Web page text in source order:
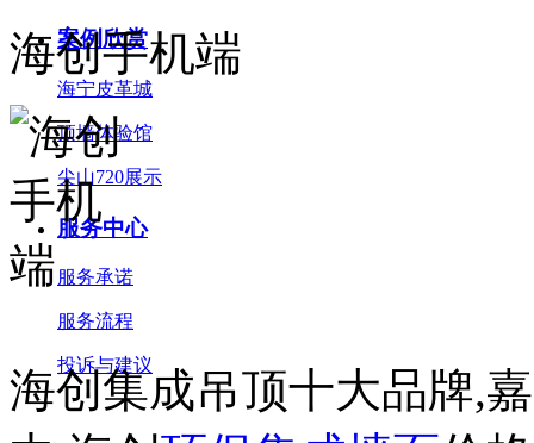
案例欣赏
海宁皮革城
顶墙体验馆
尖山720展示
服务中心
服务承诺
服务流程
投诉与建议
海创手机端
海创集成吊顶十大品牌,